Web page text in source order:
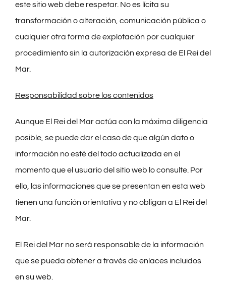
este sitio web debe respetar. No es lícita su
transformación o alteración, comunicación pública o
cualquier otra forma de explotación por cualquier
procedimiento sin la autorización expresa de El Rei del
Mar.
Responsabilidad sobre los contenidos
Aunque El Rei del Mar actúa con la máxima diligencia
posible, se puede dar el caso de que algún dato o
información no esté del todo actualizada en el
momento que el usuario del sitio web lo consulte. Por
ello, las informaciones que se presentan en esta web
tienen una función orientativa y no obligan a El Rei del
Mar.
El Rei del Mar no será responsable de la información
que se pueda obtener a través de enlaces incluidos
en su web.